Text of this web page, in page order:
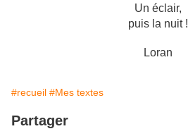
Un éclair,
puis la nuit !
Loran
#recueil #Mes textes
Partager